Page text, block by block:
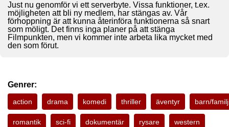
Just nu genomför vi ett serverbyte. Vissa funktioner, t.ex.
möjligheten att bli ny medlem, har stängas av. Vår
förhoppning är att kunna återinföra funktionerna så snart
som möligt. Det finns inga planer på att stänga
Filmpunkten, men vi kommer inte arbeta lika mycket med
den som förut.
Genrer:
action drama komedi thriller äventyr barn/familj
romantik sci-fi dokumentär rysare western